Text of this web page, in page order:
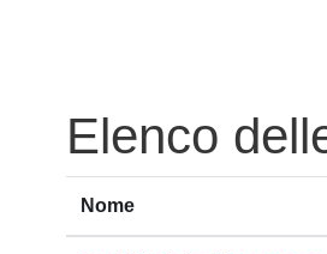
Elenco
Nome